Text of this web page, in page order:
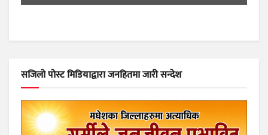
सजिलो पोस्ट मिडियाद्वारा जनहितमा जारी सन्देश